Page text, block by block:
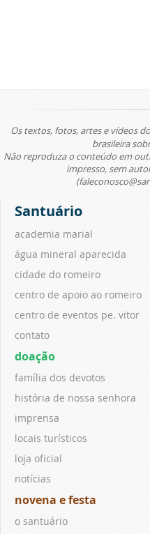
Os textos, fotos, artes e vídeos
brasileira
Não reproduza o conteúdo em
impresso, sem
Santuário
academia marial
água mineral aparecida
cidade do romeiro
centro de apoio ao romeiro
centro de eventos pe. vitor
contato
doação
família dos devotos
história de nossa senhora
imprensa
locais turísticos
loja oficial
notícias
novena e festa
o santuário